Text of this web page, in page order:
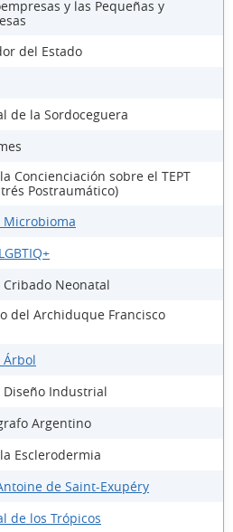
y las Pequeñas y
del Estado
de la Sordoceguera
Concienciación sobre el TEPT
Postraumático)
Neonatal
del Archiduque Francisco
Industrial
Argentino
Esclerodermia
de Saint-Exupéry
de los Trópicos